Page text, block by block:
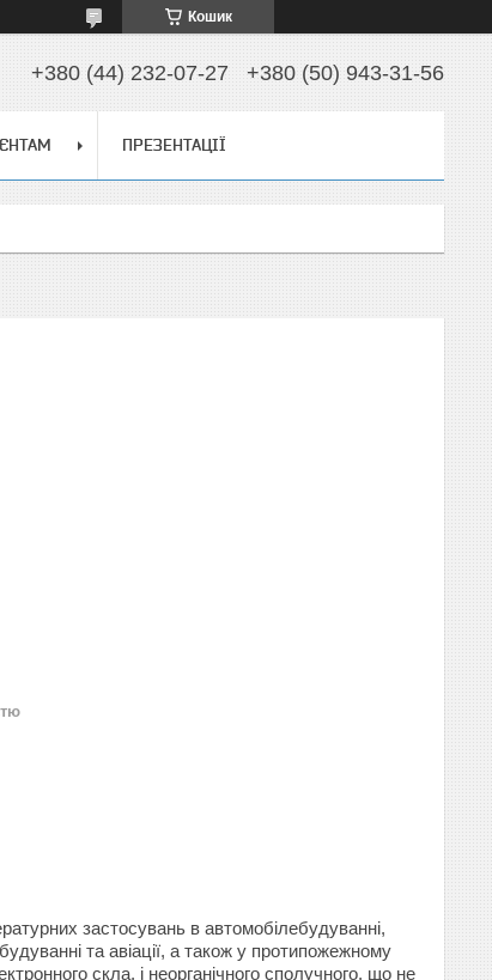
Кошик
+380 (44) 232-07-27 +380 (50) 943-31-56
ПРЕЗЕНТАЦІЇ
застосувань в автомобілебудуванні,
та авіації, а також у протипожежному
скла, і неорганічного сполучного, що не